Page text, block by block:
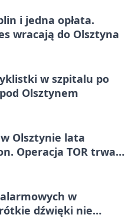
i jedna opłata.
wracają do Olsztyna
w szpitalu po
Olsztynem
Olsztynie lata
Operacja TOR trwa
w
dźwięki nie